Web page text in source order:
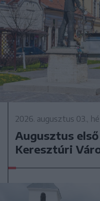
2026. augusztus 03.,
Augusztus
Keresztúri